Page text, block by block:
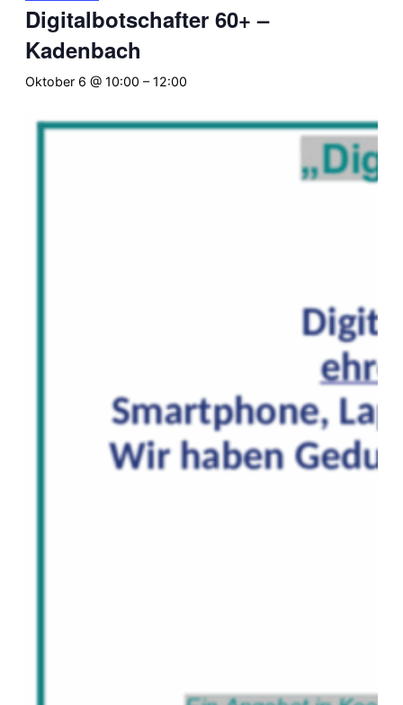
Digitalbotschafter 60+ –
Kadenbach
Oktober 6 @ 10:00 – 12:00